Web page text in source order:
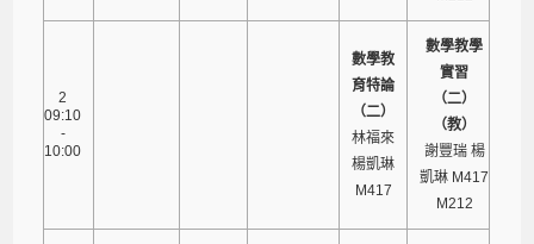
2
09:10
-
10:00
數學教
育特論
（二）
林福來
楊凱琳
M417
數學教學
實習
（二）
（教）
謝豐瑞 楊
凱琳 M417
M212